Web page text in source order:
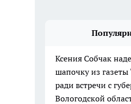
Ксения Собчак
шапочку из газеты
ради встречи с
Вологодской